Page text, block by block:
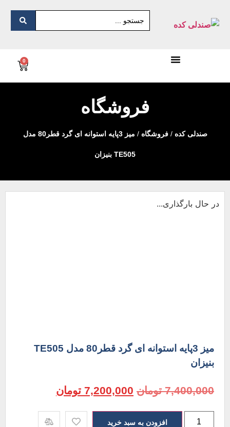
0
فروشگاه
صندلی کده/فروشگاه/ میز 3پایه استوانه ای گرد قطر80 مدل
TE505 بنیزان
در حال بارگذاری...
میز 3پایه استوانه ای گرد قطر80 مدل TE505
بنیزان
7,400,000 تومان 7,200,000 تومان
افزودن به سبد خرید